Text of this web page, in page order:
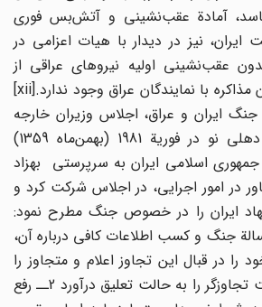
آمادة عقب‌نشینی و آتش‌بس فوری
نیز در دیدار با هیات اعزامی در
عقب‌نشینی اولیه نیروهای عراقی از
سرزمینهای ایران، امکان مذاکره با نمایندگان عراق وجود ندارد.[xii]
ایران و عراق، اجلاس وزیران خارجه
جنبش عدم تعهد در دهلی نو در فوریة 1981 (بهمن‌ماه 1359)
اسلامی ایران به سرپرستی بهزاد
در امور اجرایی، در اجلاس شرکت کرد و
ایران را در خصوص جنگ مطرح نمود:
جنگ و کسب اطلاعات کافی درباره آن،
در قبال این تجاوز اعلام و متجاوز را
محکوم نماید و عضویت تجاوزگر را به حالت تعلیق درآورد 2ــ رفع